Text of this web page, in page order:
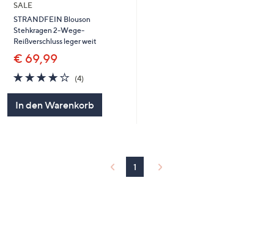
SALE
STRANDFEIN Blouson
Stehkragen 2-Wege-
Reißverschluss leger weit
€ 69,99
3.8
von
(4)4
In den Warenkorb
1